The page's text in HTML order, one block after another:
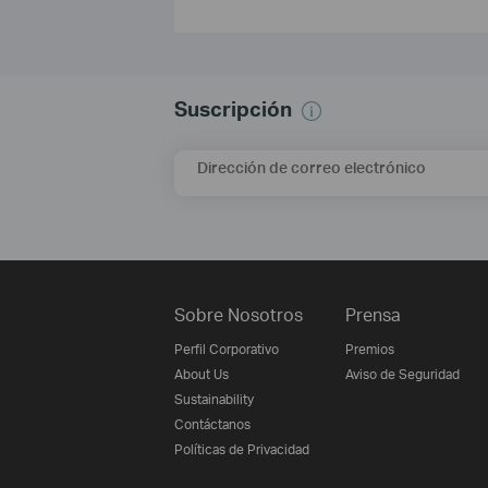
Suscripción
Dirección de correo electrónico
Sobre Nosotros
Perfil Corporativo
About Us
Sustainability
Contáctanos
Políticas de Privacidad
Prensa
Premios
Aviso de Seguridad